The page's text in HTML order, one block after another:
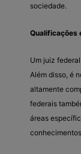
sociedade.
Qualificações
Um juiz
Além disso, é
altamente
federais
áreas